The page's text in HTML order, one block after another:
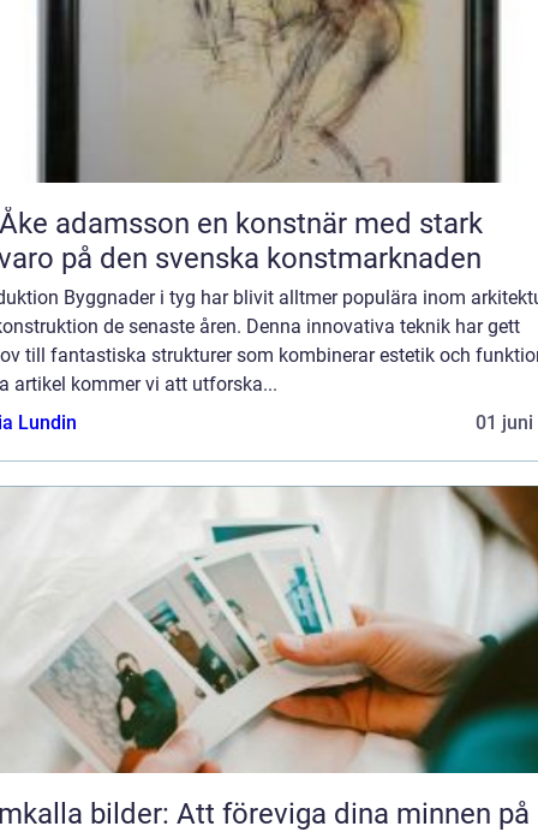
en konstnär med stark
på den svenska konstmarknaden
Byggnader i tyg har blivit alltmer populära inom
de senaste åren. Denna innovativa teknik har gett
till fantastiska strukturer som kombinerar estetik och
artikel kommer vi att utforska...
Lundin
01 juni
bilder: Att föreviga dina minnen på